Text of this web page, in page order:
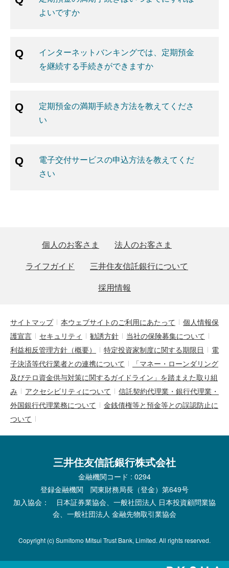
よいですか
インターネットバンキングでは、定期預金
を継続する手続きができますか
定期預金の満期手続き方法を教えてくださ
い
電子交付サービスの申込方法を教えてくだ
さい
個人のお客さま
法人のお客さま
ライフガイド
三井住友信託銀行について
採用情報
サイトマップ 本ウェブサイトのご利用にあたって
個人情報保
護宣言
セキュリティ 勧誘方針
当社の保険募集について
利益相反管理方針（概要）
特定投資家制度に関する期限日
電
子決済等代行業者との連携について
「マネー・ローンダリング
及びテロ資金供与対策に関するガイドライン」を踏まえた取り組
み
アクセシビリティについて
信託契約代理業・銀行代理業・
外国銀行代理業務について
金銭債権等と預金等との誤認防止に
ついて
三井住友信託銀行株式会社
金融機関コード : 0294
登録金融機関 関東財務局長（登金）第649号
加入協会： 日本証券業協会、一般社団法人 日本投資顧問業協
会、一般社団法人 金融先物取引業協会
Copyright (c) Sumitomo Mitsui Trust Bank, Limited. All rights reserved.